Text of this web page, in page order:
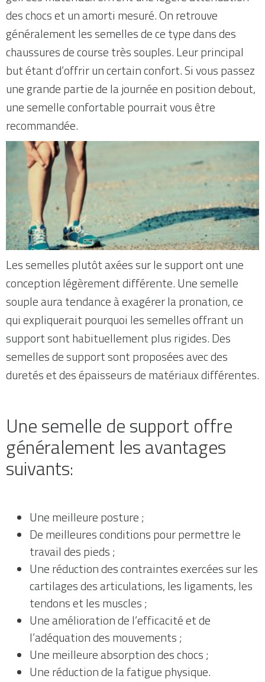
des chocs et un amorti mesuré. On retrouve
généralement les semelles de ce type dans des
chaussures de course très souples. Leur principal
but étant d’offrir un certain confort. Si vous passez
une grande partie de la journée en position debout,
une semelle confortable pourrait vous être
recommandée.
Les semelles plutôt axées sur le support ont une
conception légèrement différente. Une semelle
souple aura tendance à exagérer la pronation, ce
qui expliquerait pourquoi les semelles offrant un
support sont habituellement plus rigides. Des
semelles de support sont proposées avec des
duretés et des épaisseurs de matériaux différentes.
Une semelle de support offre
généralement les avantages
suivants:
Une meilleure posture ;
De meilleures conditions pour permettre le
travail des pieds ;
Une réduction des contraintes exercées sur les
cartilages des articulations, les ligaments, les
tendons et les muscles ;
Une amélioration de l’efficacité et de
l’adéquation des mouvements ;
Une meilleure absorption des chocs ;
Une réduction de la fatigue physique.